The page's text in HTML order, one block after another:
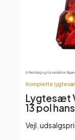
Afhentning og forsendelse
Komplette
Lygtesæt
13 pol
Vejl.